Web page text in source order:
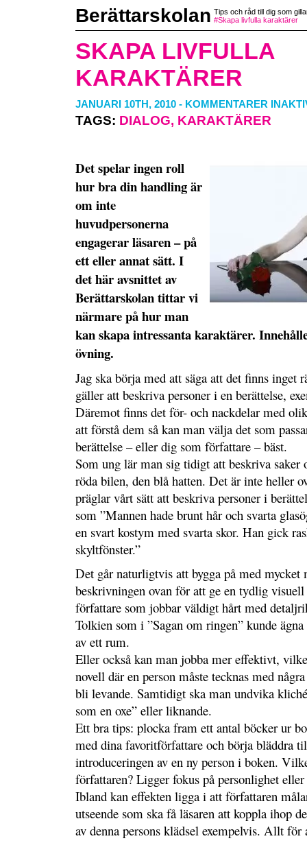
Berättarskolan Tips och råd till dig som
#Skapa livfulla karaktärer
SKAPA LIVFULLA
KARAKTÄRER
JANUARI 10TH, 2010 - KOMMENTARER
TAGS: DIALOG, KARAKTÄRER
Det spelar ingen roll
hur bra din handling är
om inte
huvudpersonerna
engagerar läsaren – på
ett eller annat sätt. I
det här avsnittet av
Berättarskolan tittar vi
närmare på hur man
kan skapa intressanta karaktärer.
övning.
Jag ska börja med att säga att det finns inget
gäller att beskriva personer i en berättelse,
Däremot finns det för- och nackdelar med
att förstå dem så kan man välja det som
berättelse – eller dig som författare – bäst.
Som ung lär man sig tidigt att beskriva
röda bilen, den blå hatten. Det är inte heller
präglar vårt sätt att beskriva personer i
som ”Mannen hade brunt hår och svarta
en svart kostym med svarta skor. Han gick
skyltfönster.”
Det går naturligtvis att bygga på med mycket
beskrivningen ovan för att ge en tydlig
författare som jobbar väldigt hårt med
Tolkien som i ”Sagan om ringen” kunde
av ett rum.
Eller också kan man jobba mer effektivt,
novell där en person måste tecknas med
bli levande. Samtidigt ska man undvika
som en oxe” eller liknande.
Ett bra tips: plocka fram ett antal böcker ur
med dina favoritförfattare och börja bläddra
introduceringen av en ny person i boken.
författaren? Ligger fokus på personlighet eller
Ibland kan effekten ligga i att författaren
utseende som ska få läsaren att koppla ihop
av denna persons klädsel exempelvis. Allt för